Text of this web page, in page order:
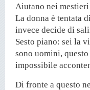
Aiutano nei mestieri
La donna è tentata
invece decide di
Sesto piano: sei la
sono uomini,
impossibile
Di fronte a questo